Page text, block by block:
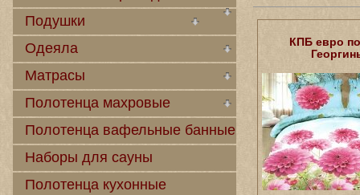
КПБ евро
Подушки
Одеяла
Матрасы
Полотенца махровые
Полотенца вафельные банные
Наборы для сауны
Полотенца кухонные